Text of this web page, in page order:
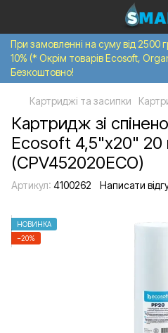
При замовленні на суму від 2500
10% (* Окрім товарів Ecosoft,
Безкоштовно!
Картриджі та засипки
Картридж зі
Ecosoft 4,5"x20" 20
(CPV452020ECO)
Артикул: 4100262 Написати
НОВИНКА
−20%